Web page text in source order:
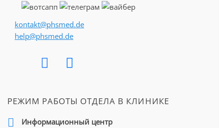
kontakt@phsmed.de
help@phsmed.de
РЕЖИМ РАБОТЫ ОТДЕЛА В КЛИНИКЕ
Информационный центр